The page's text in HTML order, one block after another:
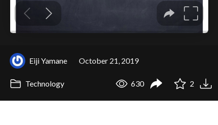
Eiji Yamane October 21, 2019
Technology 630 2